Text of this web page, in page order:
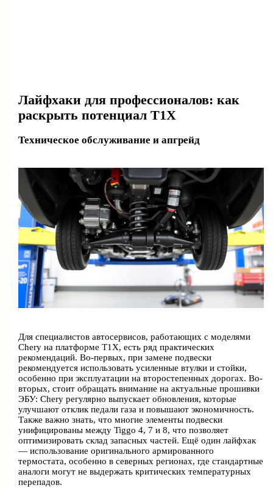
Лайфхаки для профессионалов: как
раскрыть потенциал T1X
Техническое обслуживание и апгрейд
Для специалистов автосервисов, работающих с моделями
Chery на платформе T1X, есть ряд практических
рекомендаций. Во-первых, при замене подвески
рекомендуется использовать усиленные втулки и стойки,
особенно при эксплуатации на второстепенных дорогах. Во-
вторых, стоит обращать внимание на актуальные прошивки
ЭБУ: Chery регулярно выпускает обновления, которые
улучшают отклик педали газа и повышают экономичность.
Также важно знать, что многие элементы подвески
унифицированы между Tiggo 4, 7 и 8, что позволяет
оптимизировать склад запасных частей. Ещё один лайфхак
— использование оригинального армированного
термостата, особенно в северных регионах, где стандартные
аналоги могут не выдержать критических температурных
перепадов.